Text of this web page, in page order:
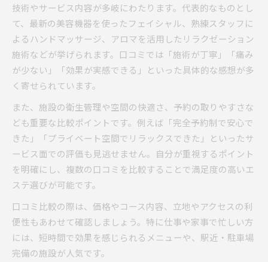
技術やサービス内容が多岐にわたります。代表的なものとし
て、最新の美容機器を使ったフェイシャル、熟練スタッフに
よるハンドマッサージ、アロマを活用したリラクゼーション
施術などが挙げられます。口コミでは「施術が丁寧」「痛み
が少ない」「効果が実感できる」といった具体的な感想が多
く寄せられています。
また、施設の衛生管理や空間の快適さ、予約の取りやすさな
ども重要な比較ポイントです。例えば「完全予約制で安心で
きた」「プライベート空間でリラックスできた」といったサ
ービス面での評価も見逃せません。自分が重視するポイント
を明確にし、複数の口コミを比較することで満足度の高いエ
ステ選びが可能です。
口コミ比較の際は、価格やコース内容、立地やアクセスの利
便性もあわせて確認しましょう。特に仕事や家事で忙しい方
には、短時間で効果を感じられるメニューや、駅近・駐車場
完備の施設が人気です。